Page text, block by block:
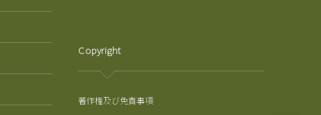
Copyright
著作権及び免責事項